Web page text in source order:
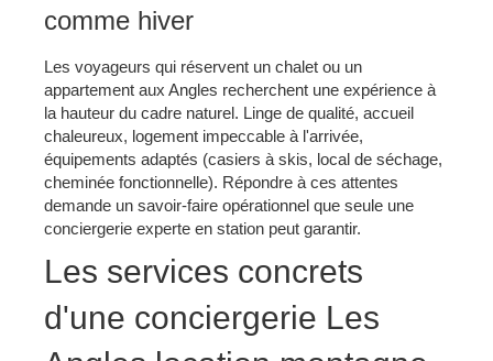
comme hiver
Les voyageurs qui réservent un chalet ou un
appartement aux Angles recherchent une expérience à
la hauteur du cadre naturel. Linge de qualité, accueil
chaleureux, logement impeccable à l'arrivée,
équipements adaptés (casiers à skis, local de séchage,
cheminée fonctionnelle). Répondre à ces attentes
demande un savoir-faire opérationnel que seule une
conciergerie experte en station peut garantir.
Les services concrets
d'une conciergerie Les